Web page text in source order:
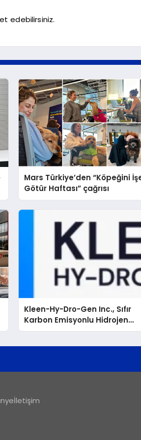
edebilirsiniz.
Mars Türkiye’den “Köpeğini
Götür Haftası” çağrısı
Kleen-Hy-Dro-Gen Inc., Sıfır
Karbon Emisyonlu Hidrojen
Isıtma Teknolojisinde ISO ve
İletişim